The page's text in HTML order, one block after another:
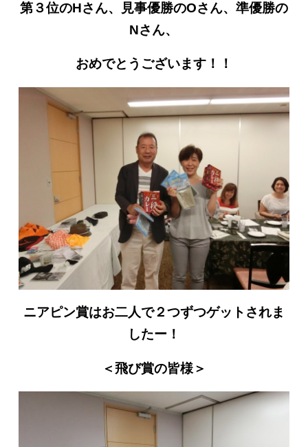
第３位のHさん、見事優勝のOさん、準優勝の
Nさん、
おめでとうございます！！
ニアピン賞はお二人で２つずつゲットされま
したー！
＜飛び賞の皆様＞